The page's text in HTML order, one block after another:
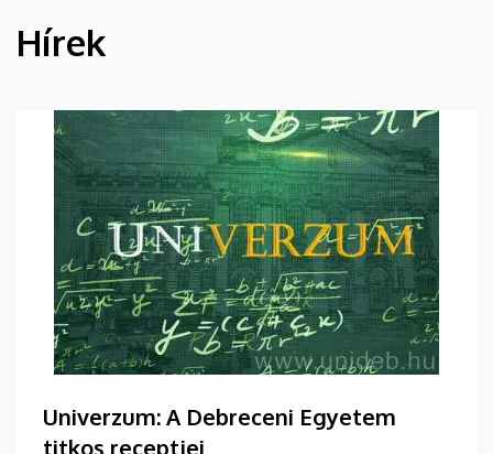
HÍREK
Hírek
Univerzum: A Debreceni Egyetem
titkos receptjei